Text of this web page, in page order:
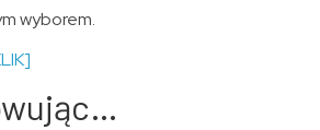
wyborem.